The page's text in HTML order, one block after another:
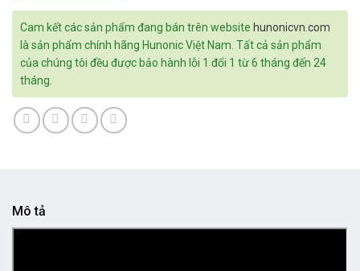
Cam kết các sản phẩm đang bán trên website hunonicvn.com
là sản phẩm chính hãng Hunonic Việt Nam. Tất cả sản phẩm
của chúng tôi đều được bảo hành lỗi 1 đổi 1 từ 6 tháng đến 24
tháng.
Mô tả